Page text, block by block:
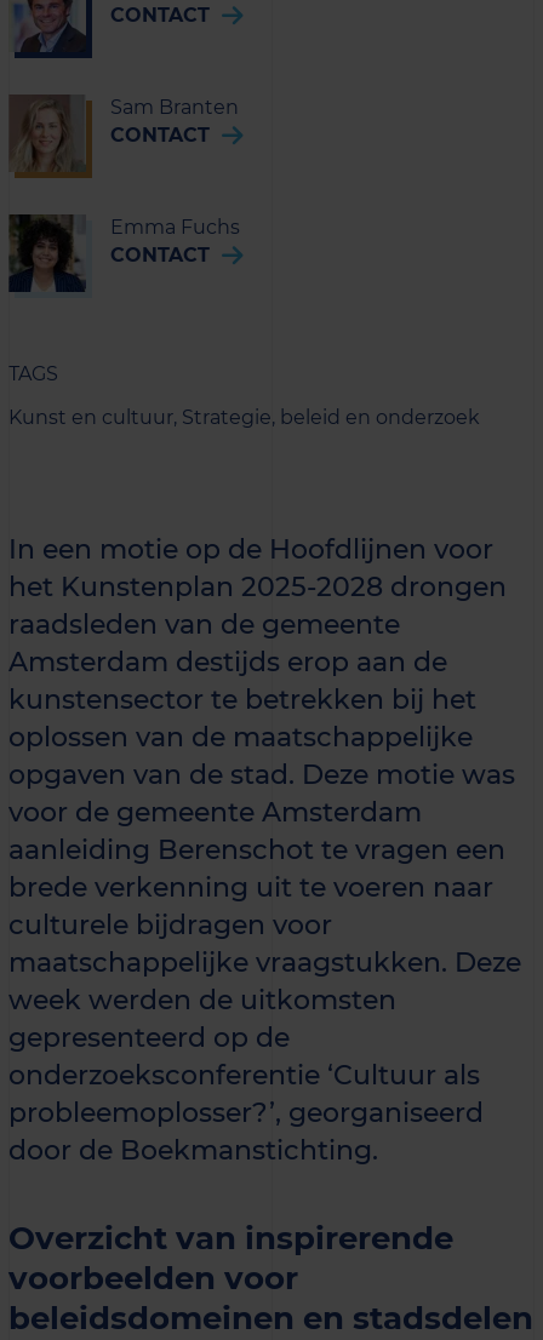
CONTACT
Sam Branten
CONTACT
Emma Fuchs
CONTACT
TAGS
Kunst en cultuur, Strategie, beleid en onderzoek
In een motie op de Hoofdlijnen voor
het Kunstenplan 2025-2028 drongen
raadsleden van de gemeente
Amsterdam destijds erop aan de
kunstensector te betrekken bij het
oplossen van de maatschappelijke
opgaven van de stad. Deze motie was
voor de gemeente Amsterdam
aanleiding Berenschot te vragen een
brede verkenning uit te voeren naar
culturele bijdragen voor
maatschappelijke vraagstukken. Deze
week werden de uitkomsten
gepresenteerd op de
onderzoeksconferentie ‘Cultuur als
probleemoplosser?’, georganiseerd
door de Boekmanstichting.
Overzicht van inspirerende
voorbeelden voor
beleidsdomeinen en stadsdelen